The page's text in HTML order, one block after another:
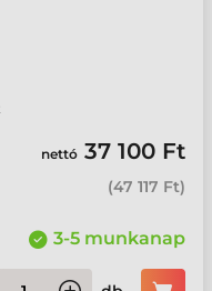
nettó 37 100 Ft
(47 117 Ft)
3-5 munkanap